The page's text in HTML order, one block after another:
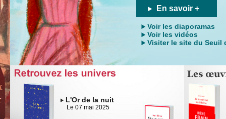
En savoir +
Voir les diaporamas
Voir les vidéos
Visiter le site du Seuil
L'Or de la nuit
Le 07 mai 2025